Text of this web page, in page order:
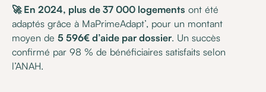
🚀 En 2024, plus de 37 000 logements ont été
adaptés grâce à MaPrimeAdapt’, pour un montant
moyen de5 596€ d’aide par dossier. Un succès
confirmé par 98 % de bénéficiaires satisfaits selon
l’ANAH.